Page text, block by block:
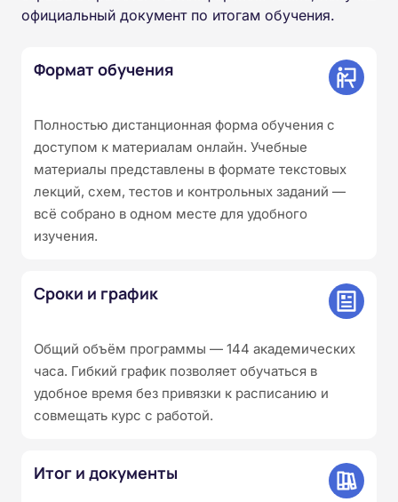
официальный документ по итогам обучения.
Формат обучения
Полностью дистанционная форма обучения с
доступом к материалам онлайн. Учебные
материалы представлены в формате текстовых
лекций, схем, тестов и контрольных заданий —
всё собрано в одном месте для удобного
изучения.
Сроки и график
Общий объём программы — 144 академических
часа. Гибкий график позволяет обучаться в
удобное время без привязки к расписанию и
совмещать курс с работой.
Итог и документы